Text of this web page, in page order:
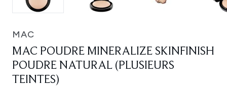
MAC
MAC POUDRE MINERALIZE SKINFINISH
POUDRE NATURAL (PLUSIEURS
TEINTES)